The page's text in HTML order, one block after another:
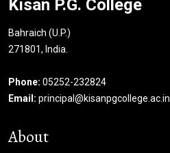
Kisan P.G. College
Bahraich (U.P.)
271801, India.
Phone: 05252-232824
Email: principal@kisanpgcollege.ac.in
About